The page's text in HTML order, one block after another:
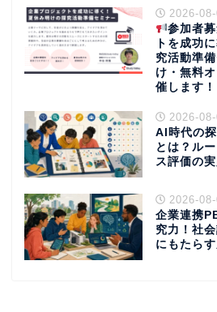
2026-
参加者
トを成功
究活動準
け・無料
催します！
2026-
AI時代の
とは？ル
ス評価の
2026-
企業連携
究力！社
にもたら